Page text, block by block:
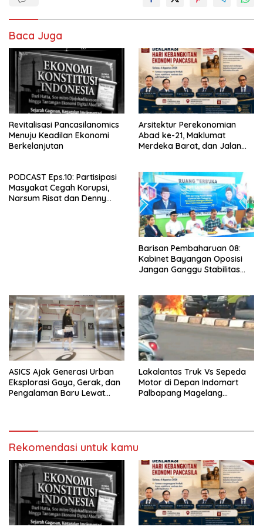
Baca Juga
Revitalisasi Pancasilanomics
Menuju Keadilan Ekonomi
Berkelanjutan
Arsitektur Perekonomian
Abad ke-21, Maklumat
Merdeka Barat, dan Jalan
PODCAST Eps.10: Partisipasi
Masyakat Cegah Korupsi,
Narsum Risat dan Denny
Barisan Pembaharuan 08:
Kabinet Bayangan Oposisi
Jangan Ganggu Stabilitas
ASICS Ajak Generasi Urban
Eksplorasi Gaya, Gerak, dan
Pengalaman Baru Lewat
Lakalantas Truk Vs Sepeda
Motor di Depan Indomart
Palbapang Magelang
Rekomendasi untuk kamu